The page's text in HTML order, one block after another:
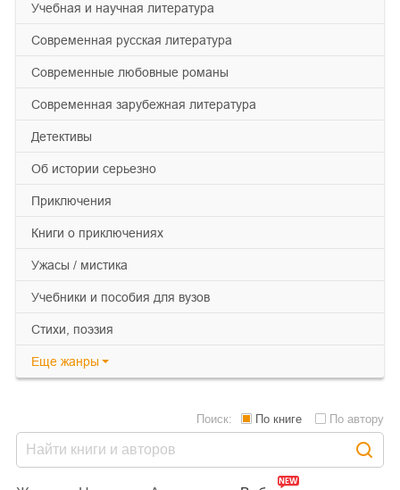
учебная и научная литература
современная русская литература
современные любовные романы
современная зарубежная литература
детективы
об истории серьезно
приключения
книги о приключениях
ужасы / мистика
учебники и пособия для вузов
cтихи, поэзия
Еще жанры
Поиск: По книге По автору